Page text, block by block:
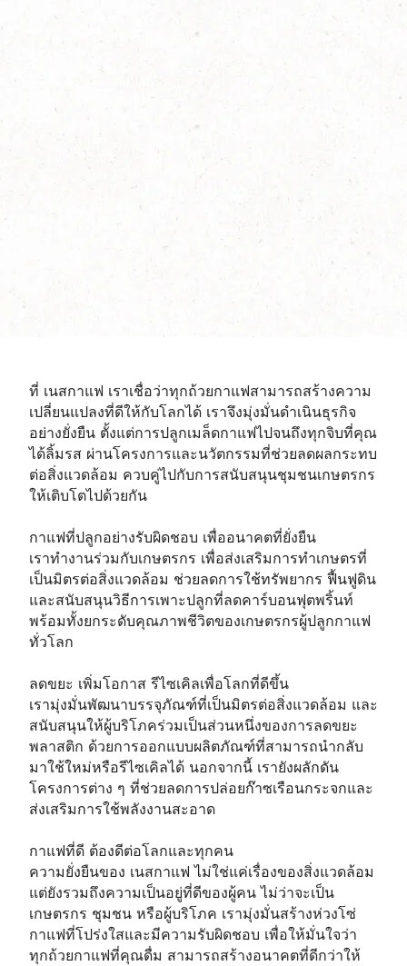
ที่ เนสกาแฟ เราเชื่อว่าทุกถ้วยกาแฟสามารถสร้างความ
เปลี่ยนแปลงที่ดีให้กับโลกได้ เราจึงมุ่งมั่นดำเนินธุรกิจ
อย่างยั่งยืน ตั้งแต่การปลูกเมล็ดกาแฟไปจนถึงทุกจิบที่คุณ
ได้ลิ้มรส ผ่านโครงการและนวัตกรรมที่ช่วยลดผลกระทบ
ต่อสิ่งแวดล้อม ควบคู่ไปกับการสนับสนุนชุมชนเกษตรกร
ให้เติบโตไปด้วยกัน
กาแฟที่ปลูกอย่างรับผิดชอบ เพื่ออนาคตที่ยั่งยืน
เราทำงานร่วมกับเกษตรกร เพื่อส่งเสริมการทำเกษตรที่
เป็นมิตรต่อสิ่งแวดล้อม ช่วยลดการใช้ทรัพยากร ฟื้นฟูดิน
และสนับสนุนวิธีการเพาะปลูกที่ลดคาร์บอนฟุตพริ้นท์
พร้อมทั้งยกระดับคุณภาพชีวิตของเกษตรกรผู้ปลูกกาแฟ
ทั่วโลก
ลดขยะ เพิ่มโอกาส รีไซเคิลเพื่อโลกที่ดีขึ้น
เรามุ่งมั่นพัฒนาบรรจุภัณฑ์ที่เป็นมิตรต่อสิ่งแวดล้อม และ
สนับสนุนให้ผู้บริโภคร่วมเป็นส่วนหนึ่งของการลดขยะ
พลาสติก ด้วยการออกแบบผลิตภัณฑ์ที่สามารถนำกลับ
มาใช้ใหม่หรือรีไซเคิลได้ นอกจากนี้ เรายังผลักดัน
โครงการต่าง ๆ ที่ช่วยลดการปล่อยก๊าซเรือนกระจกและ
ส่งเสริมการใช้พลังงานสะอาด
กาแฟที่ดี ต้องดีต่อโลกและทุกคน
ความยั่งยืนของ เนสกาแฟ ไม่ใช่แค่เรื่องของสิ่งแวดล้อม
แต่ยังรวมถึงความเป็นอยู่ที่ดีของผู้คน ไม่ว่าจะเป็น
เกษตรกร ชุมชน หรือผู้บริโภค เรามุ่งมั่นสร้างห่วงโซ่
กาแฟที่โปร่งใสและมีความรับผิดชอบ เพื่อให้มั่นใจว่า
ทุกถ้วยกาแฟที่คุณดื่ม สามารถสร้างอนาคตที่ดีกว่าให้